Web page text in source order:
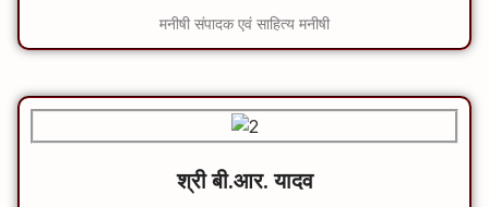
मनीषी संपादक एवं साहित्य मनीषी
श्री बी.आर. यादव